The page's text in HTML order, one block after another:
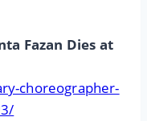
Fazan Dies at
choreographer-